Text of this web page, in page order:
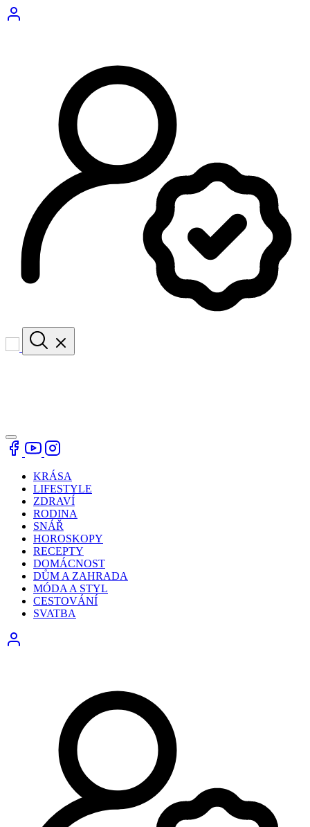
KRÁSA
LIFESTYLE
ZDRAVÍ
RODINA
SNÁŘ
HOROSKOPY
RECEPTY
DOMÁCNOST
DŮM A ZAHRADA
MÓDA A STYL
CESTOVÁNÍ
SVATBA